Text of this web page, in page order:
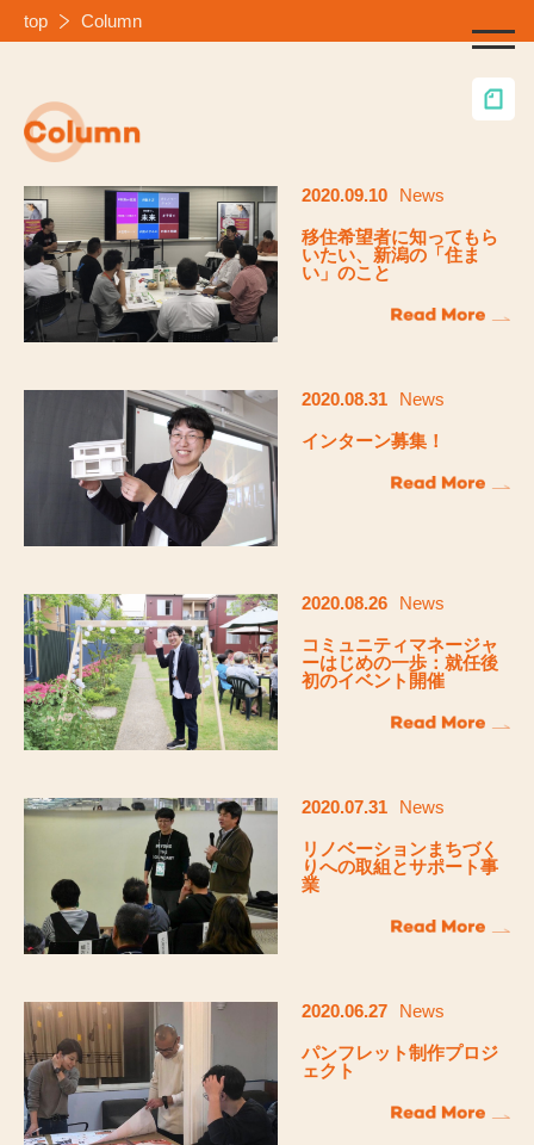
top Column
2020.09.10 News
移住希望者に知ってもら
いたい、新潟の「住ま
い」のこと
2020.08.31 News
インターン募集！
2020.08.26 News
コミュニティマネージャ
ーはじめの一歩：就任後
初のイベント開催
2020.07.31 News
リノベーションまちづく
りへの取組とサポート事
業
2020.06.27 News
パンフレット制作プロジ
ェクト